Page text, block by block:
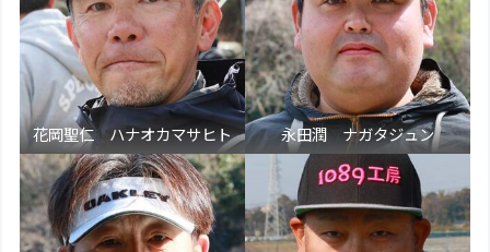
花岡聖仁 ハナオカマサヒト 永田潤 ナガタジュン